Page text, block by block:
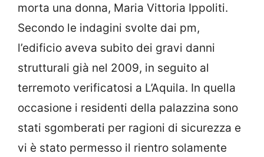
morta una donna, Maria Vittoria Ippoliti.
Secondo le indagini svolte dai pm,
l’edificio aveva subito dei gravi danni
strutturali già nel 2009, in seguito al
terremoto verificatosi a L’Aquila. In quella
occasione i residenti della palazzina sono
stati sgomberati per ragioni di sicurezza e
vi è stato permesso il rientro solamente